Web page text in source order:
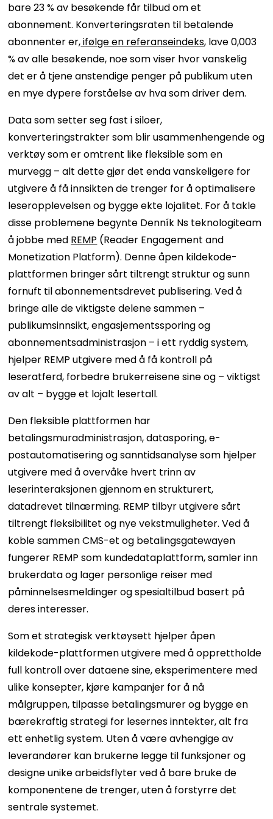
bare 23 % av besøkende får tilbud om et
abonnement. Konverteringsraten til betalende
abonnenter er,ifølge en referanseindeks, lave 0,003
% av alle besøkende, noe som viser hvor vanskelig
det er å tjene anstendige penger på publikum uten
en mye dypere forståelse av hva som driver dem.
Data som setter seg fast i siloer,
konverteringstrakter som blir usammenhengende og
verktøy som er omtrent like fleksible som en
murvegg – alt dette gjør det enda vanskeligere for
utgivere å få innsikten de trenger for å optimalisere
leseropplevelsen og bygge ekte lojalitet. For å takle
disse problemene begynte Denník Ns teknologiteam
å jobbe med REMP (Reader Engagement and
Monetization Platform). Denne åpen kildekode-
plattformen bringer sårt tiltrengt struktur og sunn
fornuft til abonnementsdrevet publisering. Ved å
bringe alle de viktigste delene sammen –
publikumsinnsikt, engasjementssporing og
abonnementsadministrasjon – i ett ryddig system,
hjelper REMP utgivere med å få kontroll på
leseratferd, forbedre brukerreisene sine og – viktigst
av alt – bygge et lojalt lesertall.
Den fleksible plattformen har
betalingsmuradministrasjon, datasporing, e-
postautomatisering og sanntidsanalyse som hjelper
utgivere med å overvåke hvert trinn av
leserinteraksjonen gjennom en strukturert,
datadrevet tilnærming. REMP tilbyr utgivere sårt
tiltrengt fleksibilitet og nye vekstmuligheter. Ved å
koble sammen CMS-et og betalingsgatewayen
fungerer REMP som kundedataplattform, samler inn
brukerdata og lager personlige reiser med
påminnelsesmeldinger og spesialtilbud basert på
deres interesser.
Som et strategisk verktøysett hjelper åpen
kildekode-plattformen utgivere med å opprettholde
full kontroll over dataene sine, eksperimentere med
ulike konsepter, kjøre kampanjer for å nå
målgruppen, tilpasse betalingsmurer og bygge en
bærekraftig strategi for lesernes inntekter, alt fra
ett enhetlig system. Uten å være avhengige av
leverandører kan brukerne legge til funksjoner og
designe unike arbeidsflyter ved å bare bruke de
komponentene de trenger, uten å forstyrre det
sentrale systemet.